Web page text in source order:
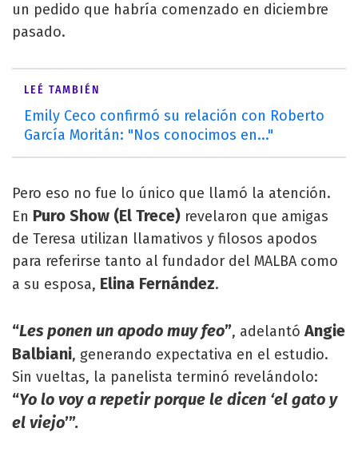
un pedido que habría comenzado en diciembre
pasado.
LEÉ TAMBIÉN
Emily Ceco confirmó su relación con Roberto
García Moritán: "Nos conocimos en..."
Pero eso no fue lo único que llamó la atención.
En Puro Show (El Trece) revelaron que amigas
de Teresa utilizan llamativos y filosos apodos
para referirse tanto al fundador del MALBA como
a su esposa, Elina Fernández.
“Les ponen un apodo muy feo”, adelantóAngie
Balbiani, generando expectativa en el estudio.
Sin vueltas, la panelista terminó revelándolo:
“Yo lo voy a repetir porque le dicen ‘el gato y
el viejo’”.